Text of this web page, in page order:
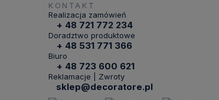
KONTAKT
Realizacja zamówień
+ 48 721 772 234
Doradztwo produktowe
+ 48 531 771 366
Biuro
+ 48 723 600 621
Reklamacje | Zwroty
sklep@decoratore.pl